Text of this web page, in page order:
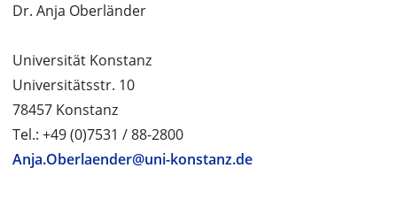
Dr. Anja Oberländer
Universität Konstanz
Universitätsstr. 10
78457 Konstanz
Tel.: +49 (0)7531 / 88-2800
Anja.Oberlaender@uni-konstanz.de